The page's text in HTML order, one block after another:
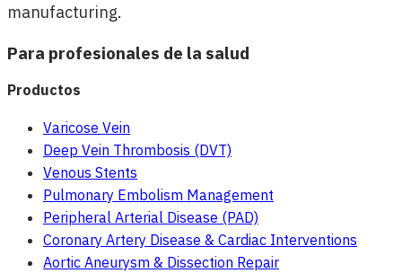
manufacturing.
Para profesionales de la salud
Productos
Varicose Vein
Deep Vein Thrombosis (DVT)
Venous Stents
Pulmonary Embolism Management
Peripheral Arterial Disease (PAD)
Coronary Artery Disease & Cardiac Interventions
Aortic Aneurysm & Dissection Repair